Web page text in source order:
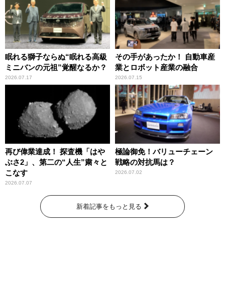
眠れる獅子ならぬ“眠れる高級
ミニバンの元祖”覚醒なるか？
2026.07.17
その手があったか！ 自動車産
業とロボット産業の融合
2026.07.15
再び偉業達成！ 探査機「はや
ぶさ2」、第二の“人生”粛々と
こなす
2026.07.07
極論御免！バリューチェーン
戦略の対抗馬は？
2026.07.02
新着記事をもっと見る